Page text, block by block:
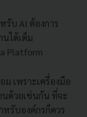
รับ AI ต้องการ
นได้เต็ม
Platform
เพราะเครื่องมือ
ด้วยเช่นกัน ที่จะ
หรับองค์กรก็ควร